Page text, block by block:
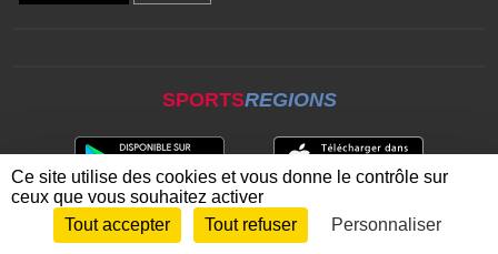
SPORTSREGIONS
Envie de participer ? CONNEXION
Ce site utilise des cookies et vous donne le contrôle sur
ceux que vous souhaitez activer
Tout accepter
Tout refuser Personnaliser